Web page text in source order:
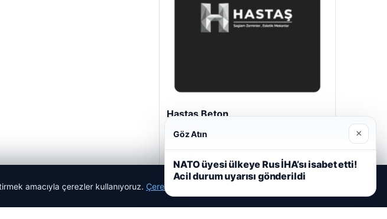
Hastaş Beton
amacıyla çerezler kullanıyoruz. Çerez Politikamız
Göz Atın ×
NATO üyesi ülkeye Rus İHA’sı isabet etti!
Acil durum uyarısı gönderildi